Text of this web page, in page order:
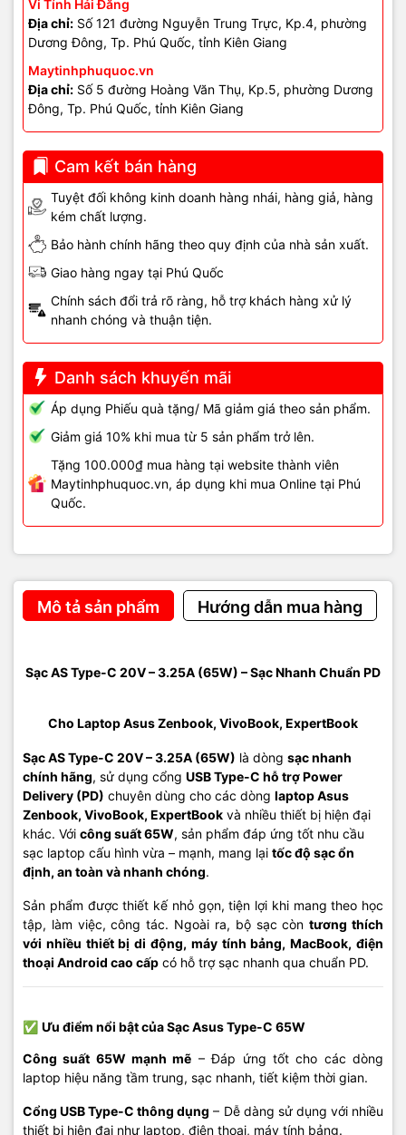
Vi Tính Hải Đăng
Địa chỉ: Số 121 đường Nguyễn Trung Trực, Kp.4, phường
Dương Đông, Tp. Phú Quốc, tỉnh Kiên Giang
Maytinhphuquoc.vn
Địa chỉ: Số 5 đường Hoàng Văn Thụ, Kp.5, phường Dương
Đông, Tp. Phú Quốc, tỉnh Kiên Giang
Cam kết bán hàng
Tuyệt đối không kinh doanh hàng nhái, hàng giả, hàng
kém chất lượng.
Bảo hành chính hãng theo quy định của nhà sản xuất.
Giao hàng ngay tại Phú Quốc
Chính sách đổi trả rõ ràng, hỗ trợ khách hàng xử lý
nhanh chóng và thuận tiện.
Danh sách khuyến mãi
Áp dụng Phiếu quà tặng/ Mã giảm giá theo sản phẩm.
Giảm giá 10% khi mua từ 5 sản phẩm trở lên.
Tặng 100.000₫ mua hàng tại website thành viên
Maytinhphuquoc.vn, áp dụng khi mua Online tại Phú
Quốc.
Mô tả sản phẩm Hướng dẫn mua hàng
Sạc AS Type-C 20V – 3.25A (65W) – Sạc Nhanh Chuẩn PD
Cho Laptop Asus Zenbook, VivoBook, ExpertBook
Sạc AS Type-C 20V – 3.25A (65W) là dòng sạc nhanh
chính hãng, sử dụng cổng USB Type-C hỗ trợ Power
Delivery (PD) chuyên dùng cho các dòng laptop Asus
Zenbook, VivoBook, ExpertBook và nhiều thiết bị hiện đại
khác. Với công suất 65W, sản phẩm đáp ứng tốt nhu cầu
sạc laptop cấu hình vừa – mạnh, mang lại tốc độ sạc ổn
định, an toàn và nhanh chóng.
Sản phẩm được thiết kế nhỏ gọn, tiện lợi khi mang theo học
tập, làm việc, công tác. Ngoài ra, bộ sạc còntương thích
với nhiều thiết bị di động, máy tính bảng, MacBook, điện
thoại Android cao cấp có hỗ trợ sạc nhanh qua chuẩn PD.
✅ Ưu điểm nổi bật của Sạc Asus Type-C 65W
Công suất 65W mạnh mẽ – Đáp ứng tốt cho các dòng
laptop hiệu năng tầm trung, sạc nhanh, tiết kiệm thời gian.
Cổng USB Type-C thông dụng – Dễ dàng sử dụng với nhiều
thiết bị hiện đại như laptop, điện thoại, máy tính bảng.